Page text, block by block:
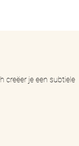
creëer je een subtiele